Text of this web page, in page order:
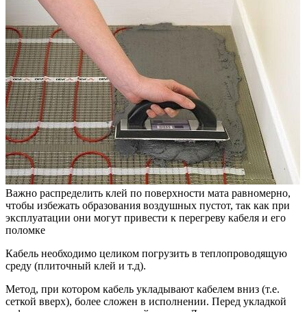
Важно распределить клей по поверхности мата равномерно,
чтобы избежать образования воздушных пустот, так как при
эксплуатации они могут привести к перегреву кабеля и его
поломке
Кабель необходимо целиком погрузить в теплопроводящую
среду (плиточный клей и т.д).
Метод, при котором кабель укладывают кабелем вниз (т.е.
сеткой вверх), более сложен в исполнении. Перед укладкой